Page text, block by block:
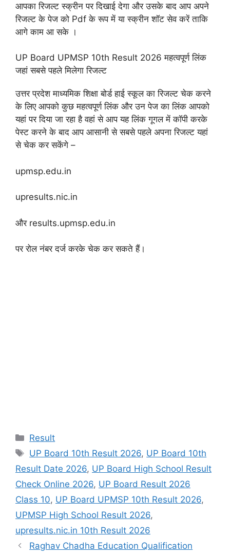
आपका रिजल्ट स्क्रीन पर दिखाई देगा और उसके बाद आप अपने
रिजल्ट के पेज को Pdf के रूप में या स्क्रीन शॉट सेव करें ताकि
आगे काम आ सके ।
UP Board UPMSP 10th Result 2026 महत्वपूर्ण लिंक
जहां सबसे पहले मिलेगा रिजल्ट
उत्तर प्रदेश माध्यमिक शिक्षा बोर्ड हाई स्कूल का रिजल्ट चेक करने
के लिए आपको कुछ महत्वपूर्ण लिंक और उन पेज का लिंक आपको
यहां पर दिया जा रहा है वहां से आप यह लिंक गूगल में कॉपी करके
पेस्ट करने के बाद आप आसानी से सबसे पहले अपना रिजल्ट यहां
से चेक कर सकेंगे –
upmsp.edu.in
upresults.nic.in
और results.upmsp.edu.in
पर रोल नंबर दर्ज करके चेक कर सकते हैं।
Categories
Result
Tags
UP Board 10th Result 2026, UP Board 10th
Result Date 2026, UP Board High School Result
Check Online 2026, UP Board Result 2026
Class 10, UP Board UPMSP 10th Result 2026,
UPMSP High School Result 2026,
upresults.nic.in 10th Result 2026
Raghav Chadha Education Qualification